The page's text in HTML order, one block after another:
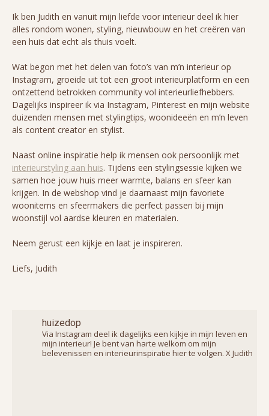
Ik ben Judith en vanuit mijn liefde voor interieur deel ik hier
alles rondom wonen, styling, nieuwbouw en het creëren van
een huis dat echt als thuis voelt.
Wat begon met het delen van foto’s van m’n interieur op
Instagram, groeide uit tot een groot interieurplatform en een
ontzettend betrokken community vol interieurliefhebbers.
Dagelijks inspireer ik via Instagram, Pinterest en mijn website
duizenden mensen met stylingtips, woonideeën en m’n leven
als content creator en stylist.
Naast online inspiratie help ik mensen ook persoonlijk met
interieurstyling aan huis. Tijdens een stylingsessie kijken we
samen hoe jouw huis meer warmte, balans en sfeer kan
krijgen. In de webshop vind je daarnaast mijn favoriete
woonitems en sfeermakers die perfect passen bij mijn
woonstijl vol aardse kleuren en materialen.
Neem gerust een kijkje en laat je inspireren.
Liefs, Judith
huizedop
Via Instagram deel ik dagelijks een kijkje in mijn leven en
mijn interieur! Je bent van harte welkom om mijn
belevenissen en interieurinspiratie hier te volgen. X Judith